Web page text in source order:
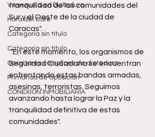
Venezuela en Dictadura
Hora del Café
Categoría sin título
Categoría sin título
Opositores cómplices de dictadura
Primarias de Oposición
CONEXIÓN INMOBILIARIA
tranquilidad de las comunidades del
Sur y el Oeste de la ciudad de
Caracas".
"En este momento, los organismos de
Seguridad Ciudadana se encuentran
enfrentando estas bandas armadas,
asesinas, terroristas. Seguimos
avanzando hasta lograr la Paz y la
tranquilidad definitiva de estas
comunidades".